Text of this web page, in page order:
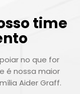
time
no que for
é nossa maior
Aider Graff.